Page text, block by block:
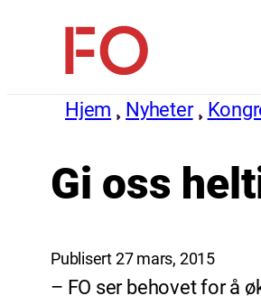
innholdFO
Hjem Nyheter
Gi oss
Publisert 27 mars, 2015
– FO ser behovet for å